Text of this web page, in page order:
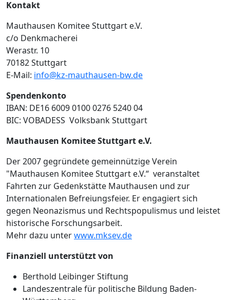
Kontakt
Mauthausen Komitee Stuttgart e.V.
c/o Denkmacherei
Werastr. 10
70182 Stuttgart
E-Mail: info@kz-mauthausen-bw.de
Spendenkonto
IBAN: DE16 6009 0100 0276 5240 04
BIC: VOBADESS Volksbank Stuttgart
Mauthausen Komitee Stuttgart e.V.
Der 2007 gegründete gemeinnützige Verein
"Mauthausen Komitee Stuttgart e.V.“ veranstaltet
Fahrten zur Gedenkstätte Mauthausen und zur
Internationalen Befreiungsfeier. Er engagiert sich
gegen Neonazismus und Rechtspopulismus und leistet
historische Forschungsarbeit.
Mehr dazu unterwww.mksev.de
Finanziell unterstützt von
Berthold Leibinger Stiftung
Landeszentrale für politische Bildung Baden-